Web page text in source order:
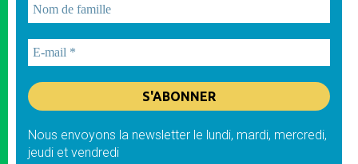
Nous envoyons la newsletter le lundi, mardi, mercredi,
jeudi et vendredi